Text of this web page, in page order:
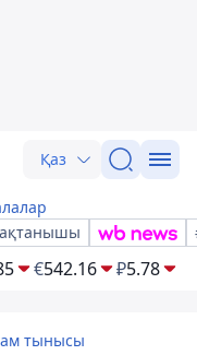
Қаз
€542.16 ₽5.78
тынысы